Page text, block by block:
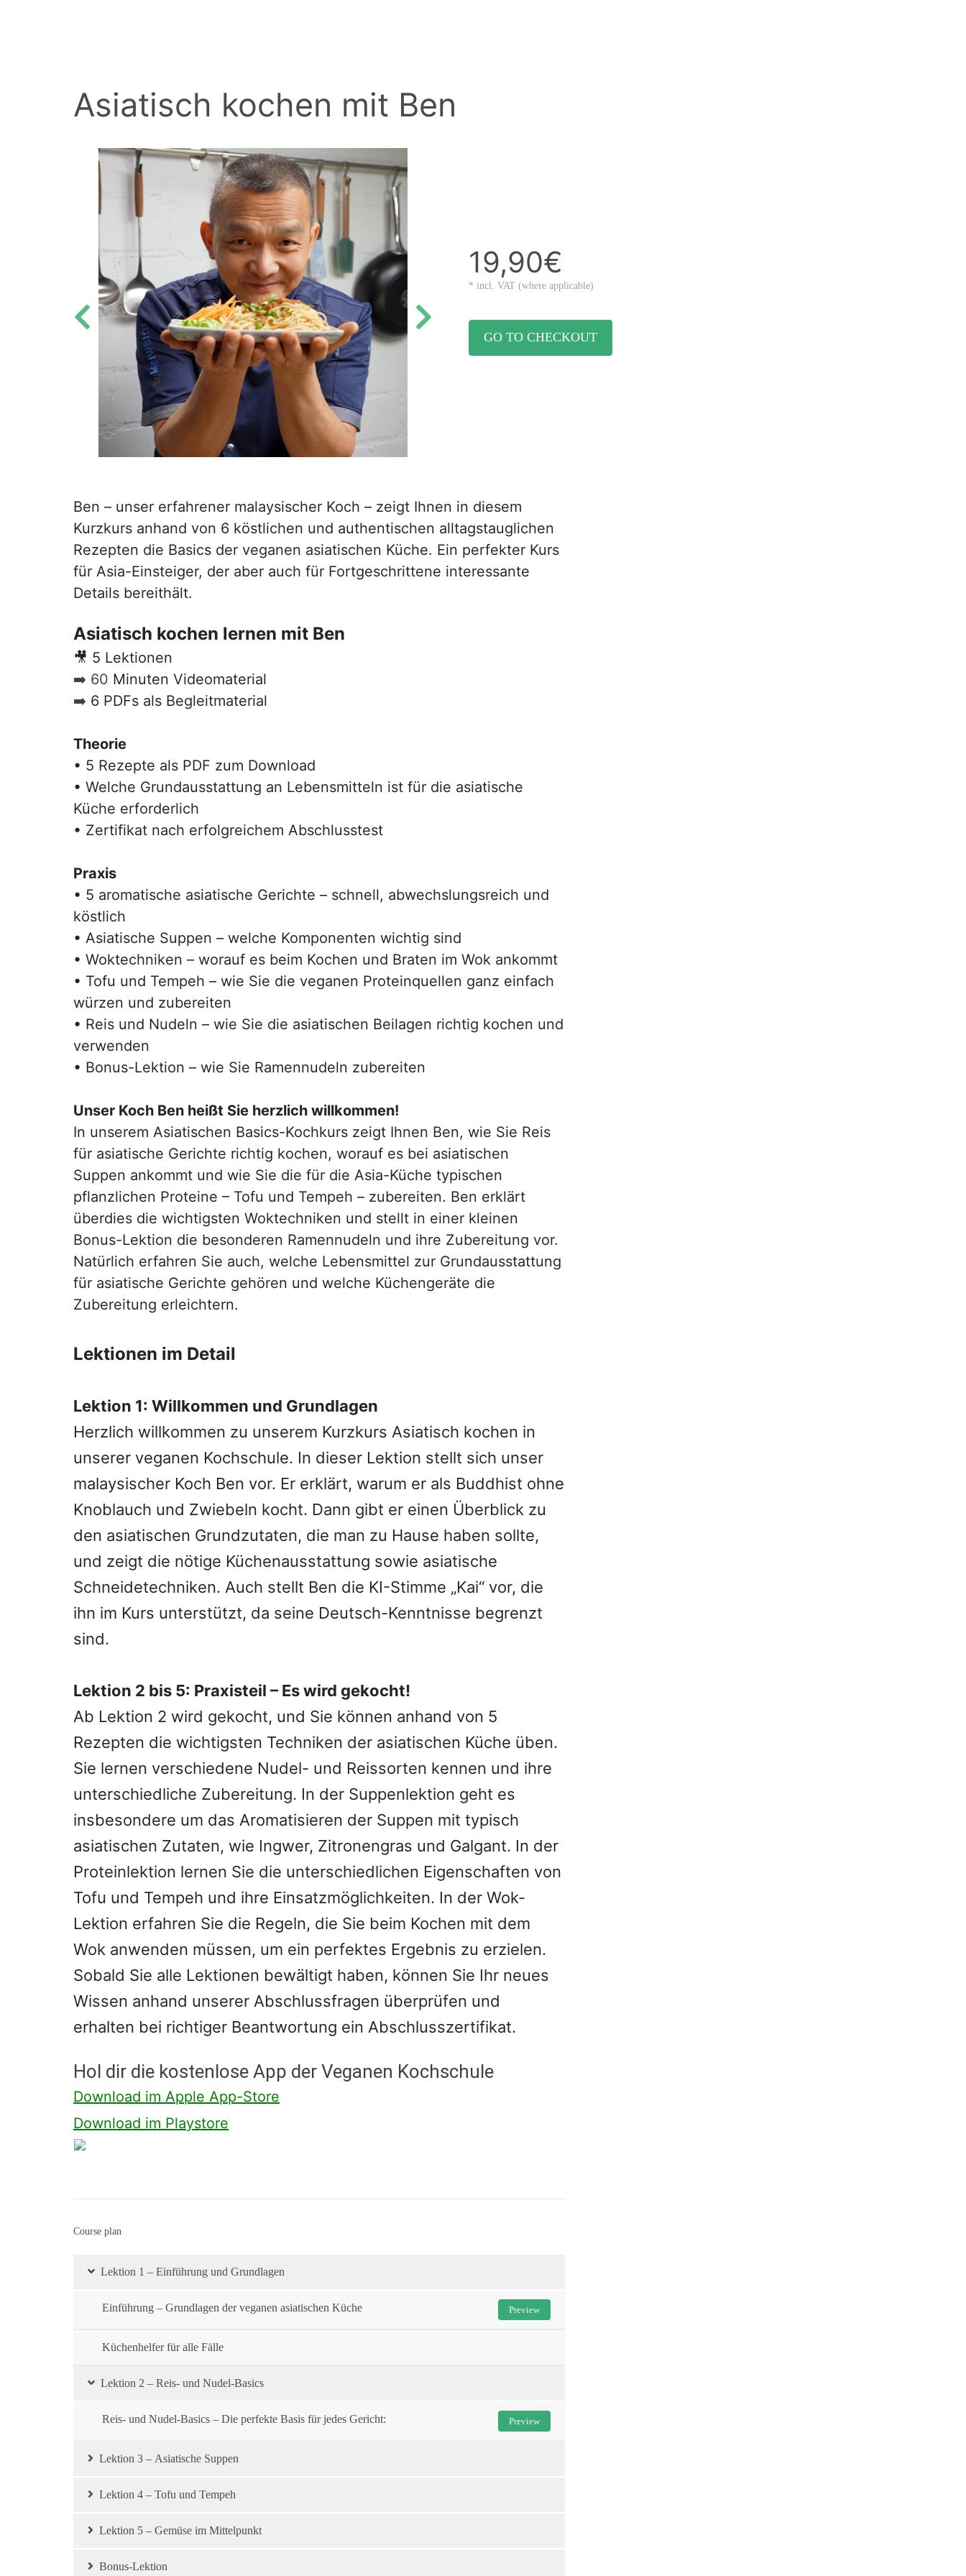
Asiatisch kochen mit Ben
19,90€
* incl. VAT (where applicable)
GO TO CHECKOUT
Ben – unser erfahrener malaysischer Koch – zeigt Ihnen in diesem
Kurzkurs anhand von 6 köstlichen und authentischen alltagstauglichen
Rezepten die Basics der veganen asiatischen Küche. Ein perfekter Kurs
für Asia-Einsteiger, der aber auch für Fortgeschrittene interessante
Details bereithält.
Asiatisch kochen lernen mit Ben
🎥 5 Lektionen
➡️ 60 Minuten Videomaterial
➡️ 6 PDFs als Begleitmaterial
Theorie
• 5 Rezepte als PDF zum Download
• Welche Grundausstattung an Lebensmitteln ist für die asiatische
Küche erforderlich
• Zertifikat nach erfolgreichem Abschlusstest
Praxis
• 5 aromatische asiatische Gerichte – schnell, abwechslungsreich und
köstlich
• Asiatische Suppen – welche Komponenten wichtig sind
• Woktechniken – worauf es beim Kochen und Braten im Wok ankommt
• Tofu und Tempeh – wie Sie die veganen Proteinquellen ganz einfach
würzen und zubereiten
• Reis und Nudeln – wie Sie die asiatischen Beilagen richtig kochen und
verwenden
• Bonus-Lektion – wie Sie Ramennudeln zubereiten
Unser Koch Ben heißt Sie herzlich willkommen!
In unserem Asiatischen Basics-Kochkurs zeigt Ihnen Ben, wie Sie Reis
für asiatische Gerichte richtig kochen, worauf es bei asiatischen
Suppen ankommt und wie Sie die für die Asia-Küche typischen
pflanzlichen Proteine – Tofu und Tempeh – zubereiten. Ben erklärt
überdies die wichtigsten Woktechniken und stellt in einer kleinen
Bonus-Lektion die besonderen Ramennudeln und ihre Zubereitung vor.
Natürlich erfahren Sie auch, welche Lebensmittel zur Grundausstattung
für asiatische Gerichte gehören und welche Küchengeräte die
Zubereitung erleichtern.
Lektionen im Detail
Lektion 1: Willkommen und Grundlagen
Herzlich willkommen zu unserem Kurzkurs Asiatisch kochen in
unserer veganen Kochschule. In dieser Lektion stellt sich unser
malaysischer Koch Ben vor. Er erklärt, warum er als Buddhist ohne
Knoblauch und Zwiebeln kocht. Dann gibt er einen Überblick zu
den asiatischen Grundzutaten, die man zu Hause haben sollte,
und zeigt die nötige Küchenausstattung sowie asiatische
Schneidetechniken. Auch stellt Ben die KI-Stimme „Kai“ vor, die
ihn im Kurs unterstützt, da seine Deutsch-Kenntnisse begrenzt
sind.
Lektion 2 bis 5: Praxisteil – Es wird gekocht!
Ab Lektion 2 wird gekocht, und Sie können anhand von 5
Rezepten die wichtigsten Techniken der asiatischen Küche üben.
Sie lernen verschiedene Nudel- und Reissorten kennen und ihre
unterschiedliche Zubereitung. In der Suppenlektion geht es
insbesondere um das Aromatisieren der Suppen mit typisch
asiatischen Zutaten, wie Ingwer, Zitronengras und Galgant. In der
Proteinlektion lernen Sie die unterschiedlichen Eigenschaften von
Tofu und Tempeh und ihre Einsatzmöglichkeiten. In der Wok-
Lektion erfahren Sie die Regeln, die Sie beim Kochen mit dem
Wok anwenden müssen, um ein perfektes Ergebnis zu erzielen.
Sobald Sie alle Lektionen bewältigt haben, können Sie Ihr neues
Wissen anhand unserer Abschlussfragen überprüfen und
erhalten bei richtiger Beantwortung ein Abschlusszertifikat.
Hol dir die kostenlose App der Veganen Kochschule
Download im Apple App-Store
Download im Playstore
Course plan
Lektion 1 – Einführung und Grundlagen
Einführung – Grundlagen der veganen asiatischen Küche Preview
Küchenhelfer für alle Fälle
Lektion 2 – Reis- und Nudel-Basics
Reis- und Nudel-Basics – Die perfekte Basis für jedes Gericht: Preview
Lektion 3 – Asiatische Suppen
Lektion 4 – Tofu und Tempeh
Lektion 5 – Gemüse im Mittelpunkt
Bonus-Lektion